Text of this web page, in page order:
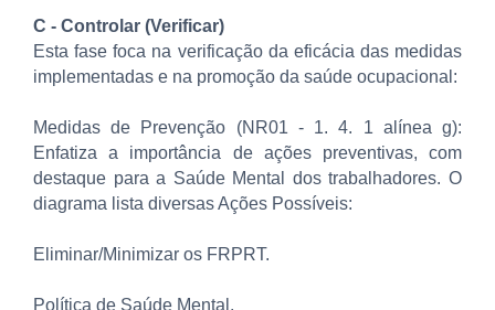
C - Controlar (Verificar)
Esta fase foca na verificação da eficácia das medidas
implementadas e na promoção da saúde ocupacional:
Medidas de Prevenção (NR01 - 1. 4. 1 alínea g):
Enfatiza a importância de ações preventivas, com
destaque para a Saúde Mental dos trabalhadores. O
diagrama lista diversas Ações Possíveis:
Eliminar/Minimizar os FRPRT.
Política de Saúde Mental.